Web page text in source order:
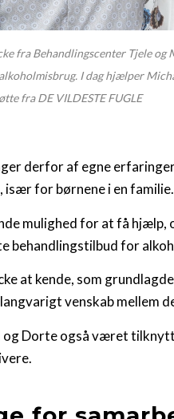
fra Behandlingscenter Tjele
I dag hjælper
fra DE VILDESTE FUGLE
derfor af egne
især for børnene i en familie.
mulighed for at få
behandlingstilbud for
at kende, som
venskab mellem
og Dorte også været